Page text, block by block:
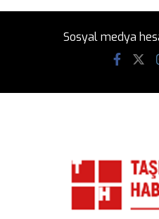
Sosyal medya